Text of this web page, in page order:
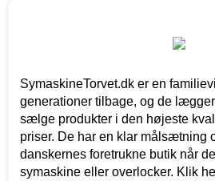
SymaskineTorvet.dk er en
generationer tilbage, og de
sælge produkter i den højeste
priser. De har en klar målsætning
danskernes foretrukne butik når
symaskine eller overlocker. Klik